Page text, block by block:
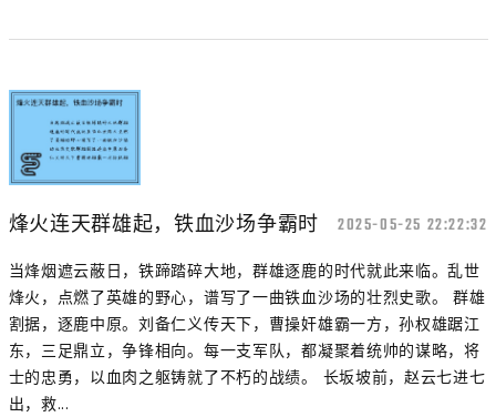
烽火连天群雄起，铁血沙场争霸时 2025-05-25 22:22:32
当烽烟遮云蔽日，铁蹄踏碎大地，群雄逐鹿的时代就此来临。乱世
烽火，点燃了英雄的野心，谱写了一曲铁血沙场的壮烈史歌。 群雄
割据，逐鹿中原。刘备仁义传天下，曹操奸雄霸一方，孙权雄踞江
东，三足鼎立，争锋相向。每一支军队，都凝聚着统帅的谋略，将
士的忠勇，以血肉之躯铸就了不朽的战绩。 长坂坡前，赵云七进七
出，救...